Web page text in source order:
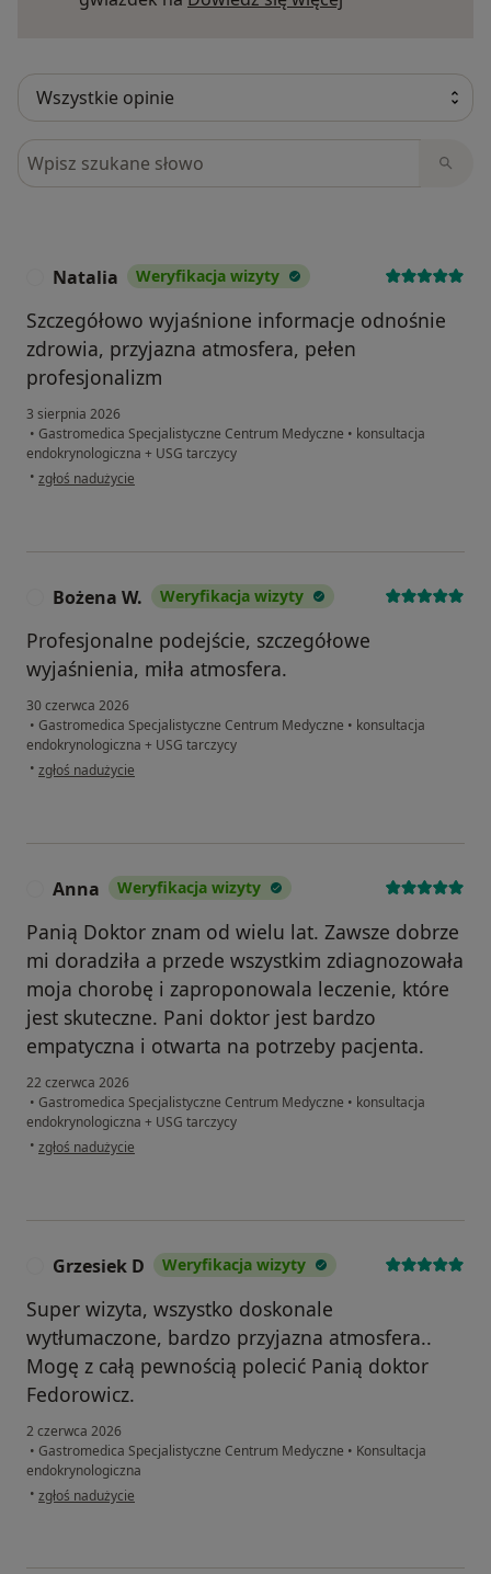
Szukaj w opiniach
Natalia Weryfikacja wizyty
Szczegółowo wyjaśnione informacje odnośnie
zdrowia, przyjazna atmosfera, pełen
profesjonalizm
3 sierpnia 2026
• Gastromedica Specjalistyczne Centrum Medyczne • konsultacja
endokrynologiczna + USG tarczycy
• w opinii użytkownika Natalia
zgłoś nadużycie
Bożena W. Weryfikacja wizyty
Profesjonalne podejście, szczegółowe
wyjaśnienia, miła atmosfera.
30 czerwca 2026
• Gastromedica Specjalistyczne Centrum Medyczne • konsultacja
endokrynologiczna + USG tarczycy
• w opinii użytkownika Bożena W.
zgłoś nadużycie
Anna Weryfikacja wizyty
Panią Doktor znam od wielu lat. Zawsze dobrze
mi doradziła a przede wszystkim zdiagnozowała
moja chorobę i zaproponowala leczenie, które
jest skuteczne. Pani doktor jest bardzo
empatyczna i otwarta na potrzeby pacjenta.
22 czerwca 2026
• Gastromedica Specjalistyczne Centrum Medyczne • konsultacja
endokrynologiczna + USG tarczycy
• w opinii użytkownika Anna
zgłoś nadużycie
Grzesiek D Weryfikacja wizyty
Super wizyta, wszystko doskonale
wytłumaczone, bardzo przyjazna atmosfera..
Mogę z całą pewnością polecić Panią doktor
Fedorowicz.
2 czerwca 2026
• Gastromedica Specjalistyczne Centrum Medyczne • Konsultacja
endokrynologiczna
• w opinii użytkownika Grzesiek D
zgłoś nadużycie